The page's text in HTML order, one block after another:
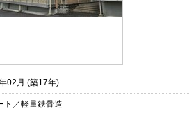
02月 (築17年)
ト／軽量鉄骨造